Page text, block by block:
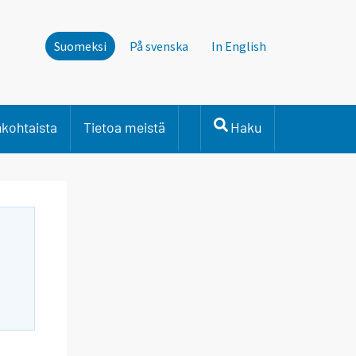
Suomeksi På svenska In English
Tietoa meistä Haku